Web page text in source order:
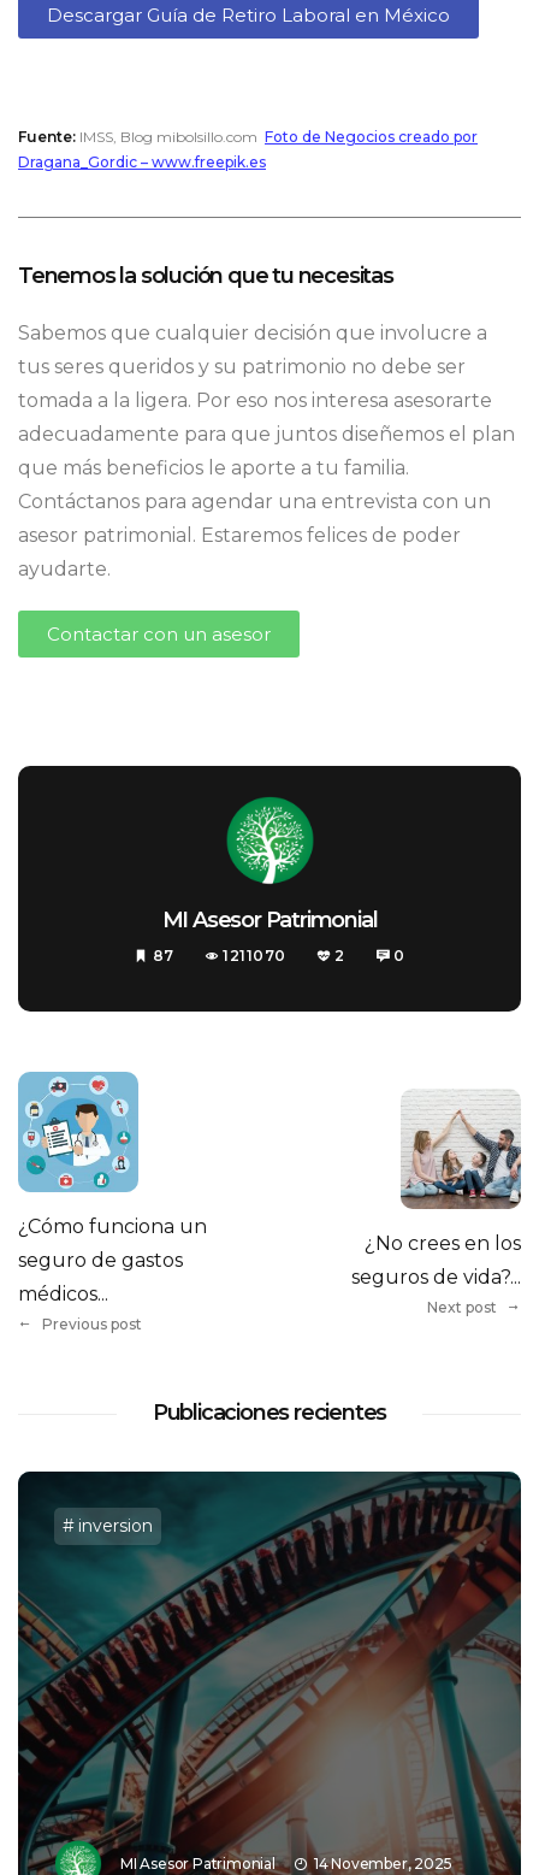
Descargar Guía de Retiro Laboral en México
Fuente: IMSS, Blog mibolsillo.com Foto de Negocios creado por
Dragana_Gordic – www.freepik.es
Tenemos la solución que tu necesitas
Sabemos que cualquier decisión que involucre a
tus seres queridos y su patrimonio no debe ser
tomada a la ligera. Por eso nos interesa asesorarte
adecuadamente para que juntos diseñemos el plan
que más beneficios le aporte a tu familia.
Contáctanos para agendar una entrevista con un
asesor patrimonial. Estaremos felices de poder
ayudarte.
Contactar con un asesor
MI Asesor Patrimonial
87 1211070 2 0
¿Cómo funciona un
seguro de gastos
médicos...
Previous post
¿No crees en los
seguros de vida?...
Next post
Publicaciones recientes
inversion
MI Asesor Patrimonial 14 November, 2025